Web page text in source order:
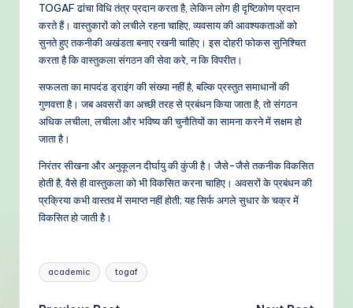
TOGAF ढांचा विधि तंत्र प्रदान करता है, लेकिन लोग ही दृष्टिकोण प्रदान
करते हैं। वास्तुकारों को लचीले रहना चाहिए, व्यवसाय की आवश्यकताओं को
सुनते हुए तकनीकी अखंडता बनाए रखनी चाहिए। इस दोहरी फोकस सुनिश्चित
करता है कि वास्तुकला संगठन की सेवा करे, न कि विपरीत।
सफलता का मापदंड ड्राइंग की संख्या नहीं है, बल्कि प्रस्तुत समाधानों की
गुणवत्ता है। जब अवसरों का अच्छी तरह से प्रबंधन किया जाता है, तो संगठन
अधिक लचीला, लचीला और भविष्य की चुनौतियों का सामना करने में सक्षम हो
जाता है।
निरंतर सीखना और अनुकूलन दीर्घायु की कुंजी है। जैसे-जैसे तकनीक विकसित
होती है, वैसे ही वास्तुकला को भी विकसित करना चाहिए। अवसरों के प्रबंधन की
प्रक्रिया कभी वास्तव में समाप्त नहीं होती; यह सिर्फ अगले सुधार के चक्र में
विकसित हो जाती है।
Tags:
academic togaf